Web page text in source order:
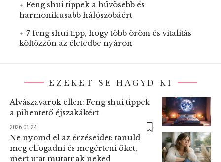
Feng shui tippek a hűvösebb és
harmonikusabb hálószobáért
7 feng shui tipp, hogy több öröm és vitalitás
költözzön az életedbe nyáron
EZEKET SE HAGYD KI
Alvászavarok ellen: Feng shui tippek
a pihentető éjszakákért
2026.01.24.
Ne nyomd el az érzéseidet: tanuld
meg elfogadni és megérteni őket,
mert utat mutatnak neked